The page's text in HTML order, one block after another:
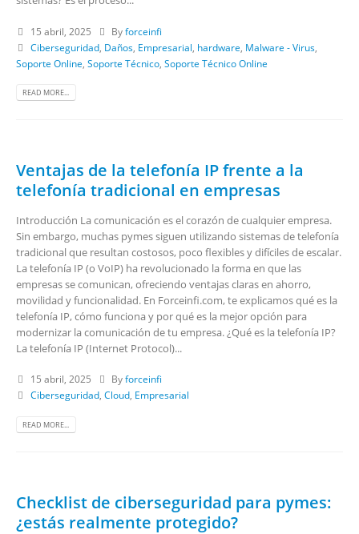
15 abril, 2025 Byforceinfi
Ciberseguridad, Daños, Empresarial hardware Malware - Virus,
Soporte Online Soporte Técnico Soporte Técnico Online
READ MORE...
Ventajas de la telefonía IP frente a la
telefonía tradicional en empresas
Introducción La comunicación es el corazón de cualquier empresa.
Sin embargo, muchas pymes siguen utilizando sistemas de telefonía
tradicional que resultan costosos, poco flexibles y difíciles de escalar.
La telefonía IP (o VoIP) ha revolucionado la forma en que las
empresas se comunican, ofreciendo ventajas claras en ahorro,
movilidad y funcionalidad. En Forceinfi.com, te explicamos qué es la
telefonía IP, cómo funciona y por qué es la mejor opción para
modernizar la comunicación de tu empresa. ¿Qué es la telefonía IP?
La telefonía IP (Internet Protocol)...
15 abril, 2025 Byforceinfi
Ciberseguridad, Cloud, Empresarial
READ MORE...
Checklist de ciberseguridad para pymes:
¿estás realmente protegido?